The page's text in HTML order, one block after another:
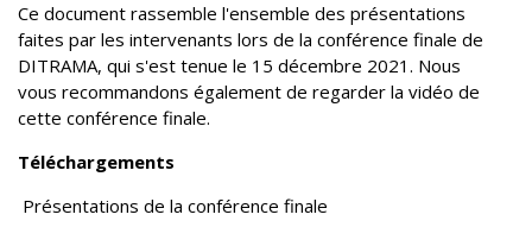
Ce document rassemble l'ensemble des présentations
faites par les intervenants lors de la conférence finale de
DITRAMA, qui s'est tenue le 15 décembre 2021. Nous
vous recommandons également de regarder la vidéo de
cette conférence finale.
Téléchargements
Présentations de la conférence finale